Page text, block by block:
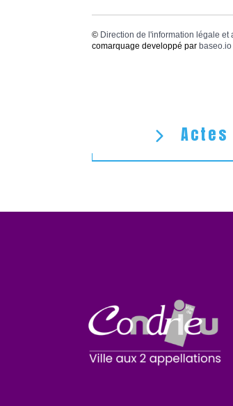
© Direction de l'information légale et
comarquage developpé par baseo.io